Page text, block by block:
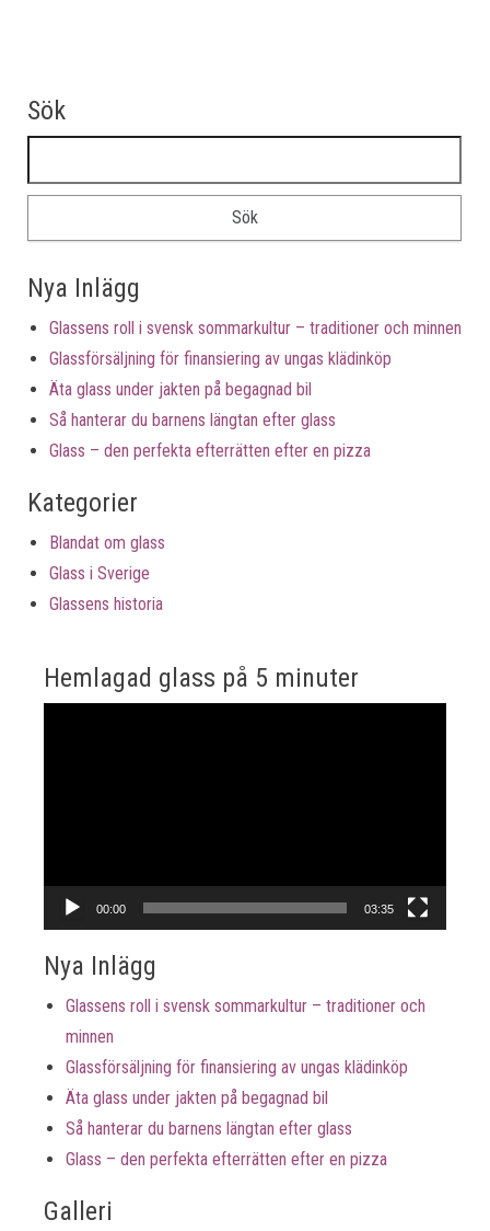
Sök
Nya Inlägg
Glassens roll i svensk sommarkultur – traditioner och minnen
Glassförsäljning för finansiering av ungas klädinköp
Äta glass under jakten på begagnad bil
Så hanterar du barnens längtan efter glass
Glass – den perfekta efterrätten efter en pizza
Kategorier
Blandat om glass
Glass i Sverige
Glassens historia
Hemlagad glass på 5 minuter
00:00 03:35
Nya Inlägg
Glassens roll i svensk sommarkultur – traditioner och
minnen
Glassförsäljning för finansiering av ungas klädinköp
Äta glass under jakten på begagnad bil
Så hanterar du barnens längtan efter glass
Glass – den perfekta efterrätten efter en pizza
Galleri